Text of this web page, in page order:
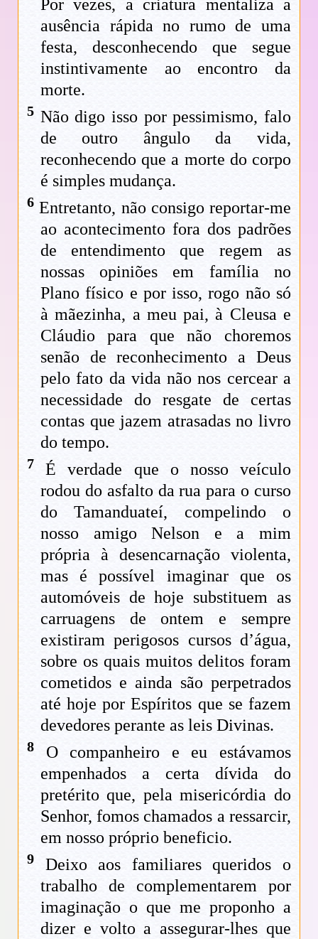
Por vezes, a criatura mentaliza a
ausência rápida no rumo de uma
festa, desconhecendo que segue
instintivamente ao encontro da
morte.
5 Não digo isso por pessimismo, falo
de outro ângulo da vida,
reconhecendo que a morte do corpo
é simples mudança.
6 Entretanto, não consigo reportar-me
ao acontecimento fora dos padrões
de entendimento que regem as
nossas opiniões em família no
Plano físico e por isso, rogo não só
à mãezinha, a meu pai, à Cleusa e
Cláudio para que não choremos
senão de reconhecimento a Deus
pelo fato da vida não nos cercear a
necessidade do resgate de certas
contas que jazem atrasadas no livro
do tempo.
7 É verdade que o nosso veículo
rodou do asfalto da rua para o curso
do Tamanduateí, compelindo o
nosso amigo Nelson e a mim
própria à desencarnação violenta,
mas é possível imaginar que os
automóveis de hoje substituem as
carruagens de ontem e sempre
existiram perigosos cursos d’água,
sobre os quais muitos delitos foram
cometidos e ainda são perpetrados
até hoje por Espíritos que se fazem
devedores perante as leis Divinas.
8 O companheiro e eu estávamos
empenhados a certa dívida do
pretérito que, pela misericórdia do
Senhor, fomos chamados a ressarcir,
em nosso próprio beneficio.
9 Deixo aos familiares queridos o
trabalho de complementarem por
imaginação o que me proponho a
dizer e volto a assegurar-lhes que